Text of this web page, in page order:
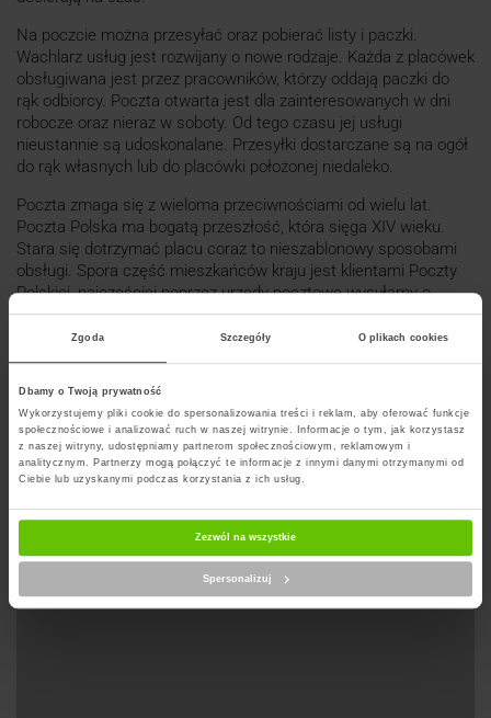
Zgoda Szczegóły O plikach cookies
Dbamy o Twoją prywatność
Wykorzystujemy pliki cookie do spersonalizowania treści i reklam, aby oferować funkcje
społecznościowe i analizować ruch w naszej witrynie. Informacje o tym, jak korzystasz
z naszej witryny, udostępniamy partnerom społecznościowym, reklamowym i
analitycznym. Partnerzy mogą połączyć te informacje z innymi danymi otrzymanymi od
Ciebie lub uzyskanymi podczas korzystania z ich usług.
Zezwól na wszystkie
Spersonalizuj
Na poczcie można przesyłać oraz pobierać listy i paczki.
Wachlarz usług jest rozwijany o nowe rodzaje. Każda z placówek
obsługiwana jest przez pracowników, którzy oddają paczki do
rąk odbiorcy. Poczta otwarta jest dla zainteresowanych w dni
robocze oraz nieraz w soboty. Od tego czasu jej usługi
nieustannie są udoskonalane. Przesyłki dostarczane są na ogół
do rąk własnych lub do placówki położonej niedaleko.
Poczta zmaga się z wieloma przeciwnościami od wielu lat.
Poczta Polska ma bogatą przeszłość, która sięga XIV wieku.
Stara się dotrzymać placu coraz to nieszablonowy sposobami
obsługi. Spora część mieszkańców kraju jest klientami Poczty
Polskiej, najczęściej poprzez urzędy pocztowe wysyłamy o
skromnej wadze.
Wyznacz trase na mapie